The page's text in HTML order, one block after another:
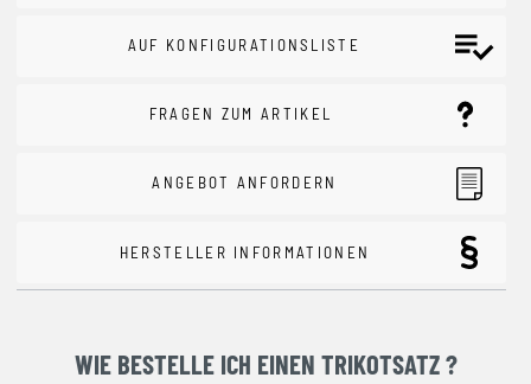
AUF KONFIGURATIONSLISTE
FRAGEN ZUM ARTIKEL
ANGEBOT ANFORDERN
HERSTELLER INFORMATIONEN
WIE BESTELLE ICH EINEN TRIKOTSATZ ?